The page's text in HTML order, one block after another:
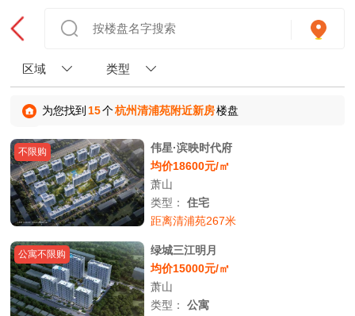
区域 类型
为您找到 15个杭州清浦苑附近新房楼盘
不限购
伟星·滨映时代府
均价18600元/㎡
萧山
类型：住宅
距离清浦苑267米
公寓不限购
绿城三江明月
均价15000元/㎡
萧山
类型：公寓